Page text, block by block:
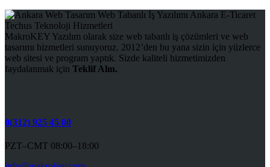
MakroKEY Yazılım olarak size web tabanlı iş çözümleri ve web
tasarımı hizmetleri sunuyoruz. 2012’den bu yana sizin için yüzlerce
web sitesi ve program yaptık. Sizde kaliteli hizmetimizden
faydalanmak için Teklif Alın.
0(312) 925 45 80
PZT–CMT 08:00–18:00